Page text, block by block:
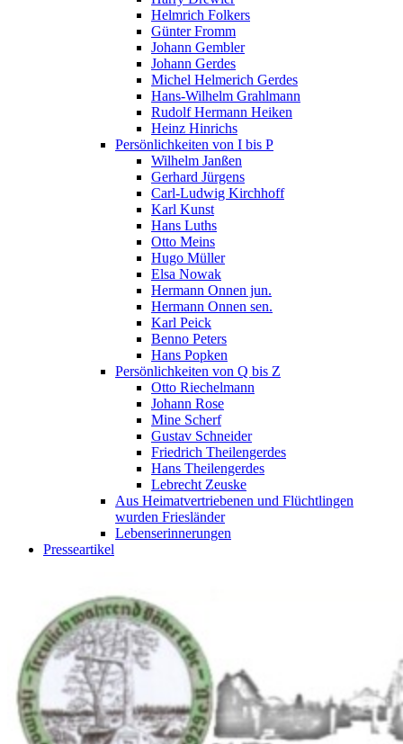
Helmrich Folkers
Günter Fromm
Johann Gembler
Johann Gerdes
Michel Helmerich Gerdes
Hans-Wilhelm Grahlmann
Rudolf Hermann Heiken
Heinz Hinrichs
Persönlichkeiten von I bis P
Wilhelm Janßen
Gerhard Jürgens
Carl-Ludwig Kirchhoff
Karl Kunst
Hans Luths
Otto Meins
Hugo Müller
Elsa Nowak
Hermann Onnen jun.
Hermann Onnen sen.
Karl Peick
Benno Peters
Hans Popken
Persönlichkeiten von Q bis Z
Otto Riechelmann
Johann Rose
Mine Scherf
Gustav Schneider
Friedrich Theilengerdes
Hans Theilengerdes
Lebrecht Zeuske
Aus Heimatvertriebenen und Flüchtlingen
wurden Friesländer
Lebenserinnerungen
Presseartikel